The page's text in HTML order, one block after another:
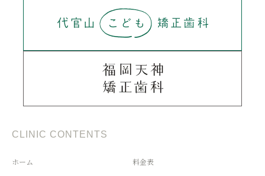
CLINIC CONTENTS
ホーム 料金表